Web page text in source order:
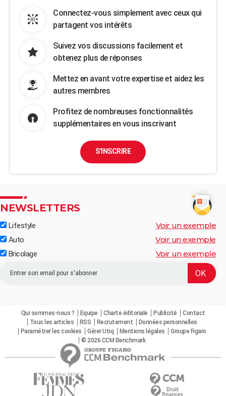
Connectez-vous simplement avec ceux qui
partagent vos intérêts
Suivez vos discussions facilement et
obtenez plus de réponses
Mettez en avant votre expertise et aidez les
autres membres
Profitez de nombreuses fonctionnalités
supplémentaires en vous inscrivant
S'INSCRIRE
NEWSLETTERS
Lifestyle Voir un exemple
Auto Voir un exemple
Bricolage Voir un exemple
Qui sommes-nous ? Equipe Charte éditoriale Publicité
Contact
Tous les articles
RSS Recrutement
Données personnelles
Paramétrer les cookies
Gérer Utiq Mentions légales
Groupe Figaro
© 2026 CCM Benchmark